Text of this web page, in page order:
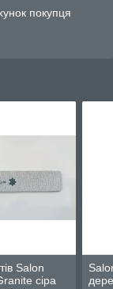
покупця
Salon
сіра